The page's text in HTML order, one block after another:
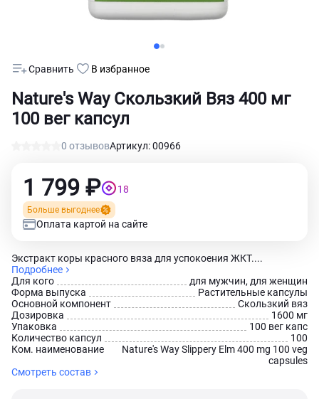
Nature's Way Скользкий Вяз 400 мг
100 вег капсул
0 отзывовАртикул: 00966
Сравнить В избранное
Экстракт коры красного вяза для успокоения ЖКТ....
Подробнее
Для кого
для мужчин, для женщин
Форма выпуска
Растительные капсулы
Основной компонент
Скользкий вяз
Дозировка
1600 мг
Упаковка
100 вег капс
Количество капсул
100
Ком. наименование
Nature's Way Slippery Elm 400 mg 100 veg
capsules
Смотреть состав
1 799 ₽ 18
Больше выгоднее
Оплата картой на сайте